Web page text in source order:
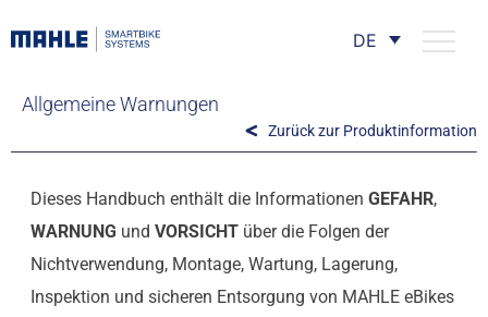
DE
Allgemeine Warnungen
Zurück zur Produktinformation
Dieses Handbuch enthält die Informationen GEFAHR,
WARNUNG und VORSICHT über die Folgen der
Nichtverwendung, Montage, Wartung, Lagerung,
Inspektion und sicheren Entsorgung von MAHLE eBikes